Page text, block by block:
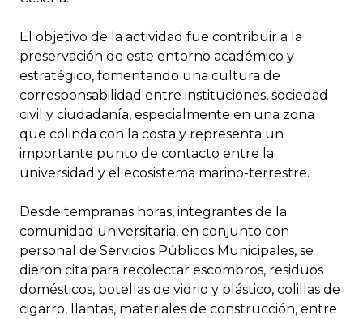
El objetivo de la actividad fue contribuir a la
preservación de este entorno académico y
estratégico, fomentando una cultura de
corresponsabilidad entre instituciones, sociedad
civil y ciudadanía, especialmente en una zona
que colinda con la costa y representa un
importante punto de contacto entre la
universidad y el ecosistema marino-terrestre.
Desde tempranas horas, integrantes de la
comunidad universitaria, en conjunto con
personal de Servicios Públicos Municipales, se
dieron cita para recolectar escombros, residuos
domésticos, botellas de vidrio y plástico, colillas de
cigarro, llantas, materiales de construcción, entre